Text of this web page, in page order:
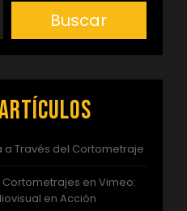
Buscar
a Través del Cortometraje
en Vimeo:
en Acción